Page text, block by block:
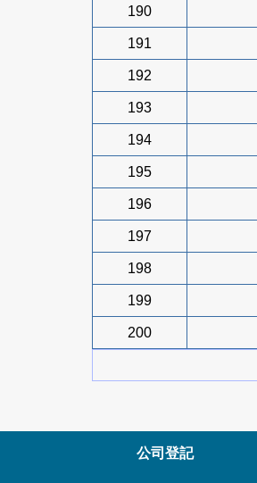
190
191
192
193
194
195
196
197
198
199
200
公司登記